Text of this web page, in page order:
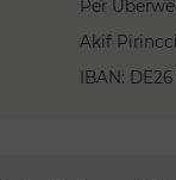
Per
Akif Pirincci
IBAN: